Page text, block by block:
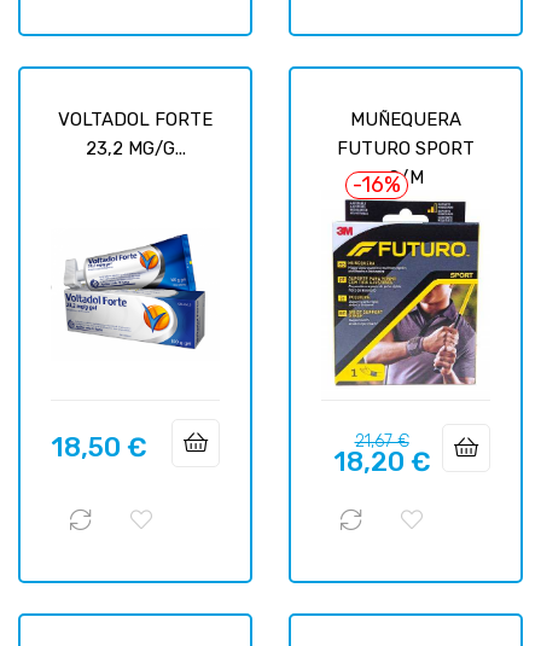
VOLTADOL FORTE
23,2 MG/G...
Precio
18,50 €
MUÑEQUERA
FUTURO SPORT
S/M
-16%
Precio
regular
21,67 €Precio
18,20 €